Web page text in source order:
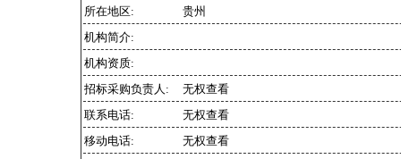
所在地区:
贵州
机构简介:
机构资质:
招标采购负责人:
无权查看
联系电话:
无权查看
移动电话:
无权查看